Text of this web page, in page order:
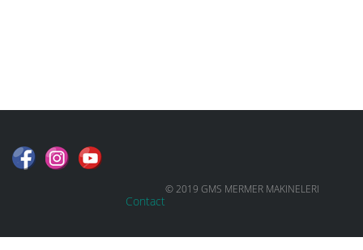
© 2019 GMS MERMER MAKINELERI
Contact